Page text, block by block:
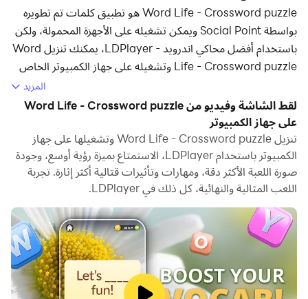
Word Life - Crossword puzzle هو تطبيق كلمات تم تطويره
بواسطة Social Point ويمكن تشغيله على الأجهزة المحمولة، ولكن
باستخدام أفضل محاكي اندرويد - LDPlayer، يمكنك تنزيل Word
Life - Crossword puzzle وتشغيله على جهاز الكمبيوتر الخاص
تشغيل Word Life - Crossword puzzle على جهاز الكمبيوتر،
يمكنك التصفح بوضوح على شاشة كبيرة، كما أن التحكم في
التطبيقات باستخدام الماوس ولوحة المفاتيح أسرع بكثير من لمس
الشاشة، ولن داعي للقلق أبدًا بشأن قوة جهازك.
بفضل ميزات المثيلات المتعددة والمزامنة، يمكنك أيضًا تشغيل
تطبيقات وحسابات متعددة على جهاز الكمبيوتر الخاص بك.
تعمل وظيفة نقل الملفات بين المحاكي والكمبيوتر على تسهيل
مشاركة الصور ومقاطع الفيديو والملفات.
قم بتنزيل Word Life - Crossword puzzle وتشغيله على جهاز
المزيد
لقط الشاشة وفيديو من Word Life - Crossword puzzle
على جهاز الكمبيوتر
تنزيل Word Life - Crossword puzzle وتشغيلها على جهاز
الكمبيوتر باستخدام LDPlayer، الاستمتاع بميزة رؤية أوسع، وجودة
صورة اللعبة الأكثر دقة، ومهارات وتأثيرات قتالية أكثر إثارة. تجربة
اللعب المثالية والنهائية، كل ذلك في LDPlayer.